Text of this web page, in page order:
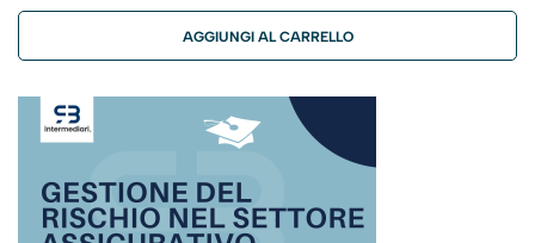
AGGIUNGI AL CARRELLO